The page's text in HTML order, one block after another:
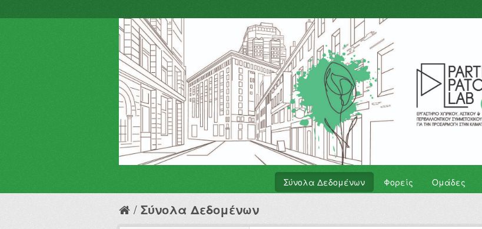
Σύνολα Δεδομένων Φορείς Ομάδες
Σύνολα Δεδομένων